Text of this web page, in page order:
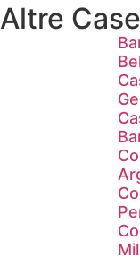
Altre Case